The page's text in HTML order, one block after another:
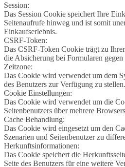
Session:
Das Session Cookie speichert Ihre
Seitenaufrufe hinweg und ist somit
Einkaufserlebnis.
CSRF-Token:
Das CSRF-Token Cookie trägt zu
die Absicherung bei Formularen
Zeitzone:
Das Cookie wird verwendet um dem
des Benutzers zur Verfügung zu stellen.
Cookie Einstellungen:
Das Cookie wird verwendet um die
Seitenbenutzers über mehrere
Cache Behandlung:
Das Cookie wird eingesetzt um den
Szenarien und Seitenbenutzer zu
Herkunftsinformationen:
Das Cookie speichert die
Seite des Benutzers für eine weitere